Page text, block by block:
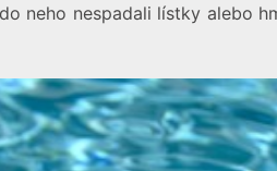
neho nespadali lístky alebo